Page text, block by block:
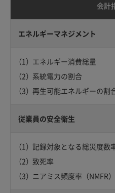
会計
エネルギーマネジメント
エネルギー消費総量
系統電力の割合
再生可能エネルギーの割
従業員の安全衛生
記録対象となる総災度数
致死率
ニアミス頻度率（NMFR）